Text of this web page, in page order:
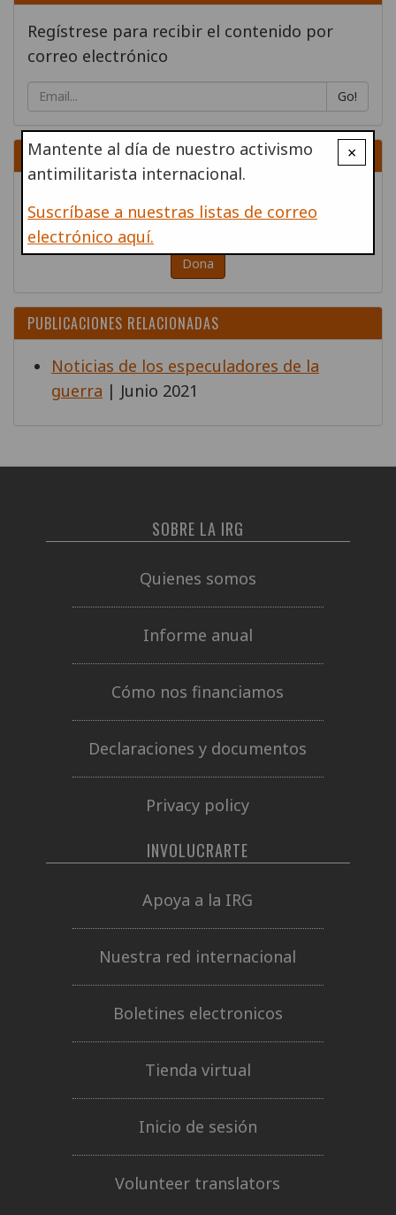
×
Mantente al día de nuestro activismo
antimilitarista internacional.
Suscríbase a nuestras listas de correo
electrónico aquí.
Regístrese para recibir el contenido por
correo electrónico
Go!
DONA
antimilitaristas en todo el mundo
Dona
PUBLICACIONES RELACIONADAS
Noticias de los especuladores de la
guerra | Junio 2021
SOBRE LA IRG
Quienes somos
Informe anual
Cómo nos financiamos
Declaraciones y documentos
Privacy policy
INVOLUCRARTE
Apoya a la IRG
Nuestra red internacional
Boletines electronicos
Tienda virtual
Inicio de sesión
Volunteer translators